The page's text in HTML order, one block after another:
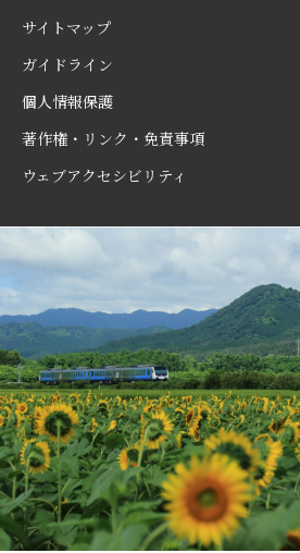
サイトマップ
ガイドライン
個人情報保護
著作権・リンク・免責事項
ウェブアクセシビリティ